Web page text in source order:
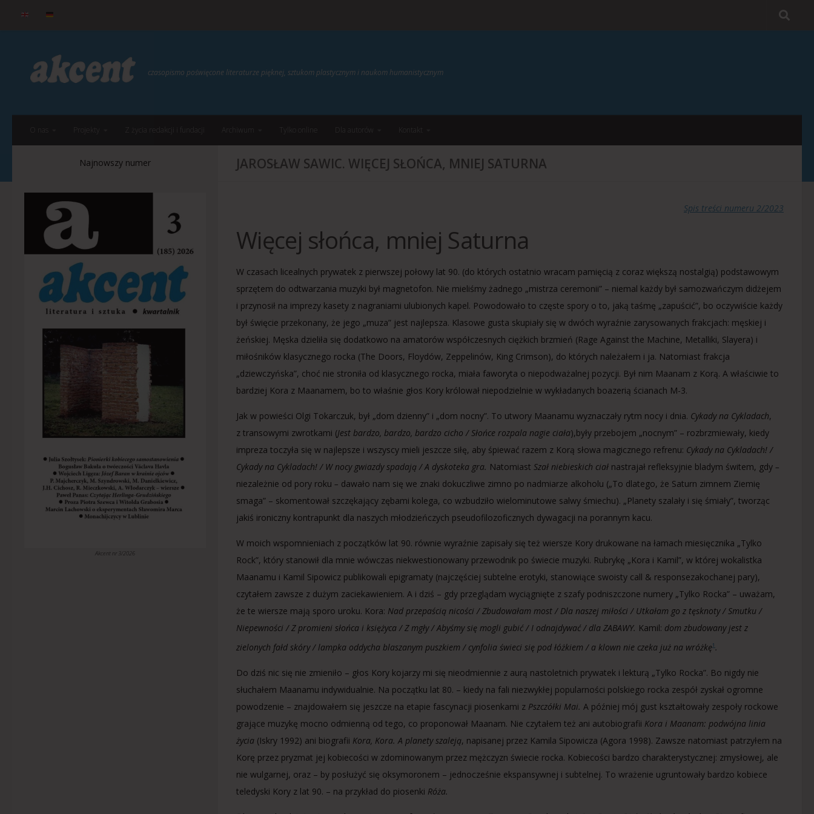
Przejdź do treści
czasopismo poświęcone literaturze pięknej, sztukom plastycznym i naukom humanistycznym
Projekty Z życia redakcji i fundacji Archiwum Tylko online Dla autorów Kontakt
JAROSŁAW SAWIC. WIĘCEJ SŁOŃCA, MNIEJ SATURNA
Spis treści numeru 2/2023
Więcej słońca, mniej Saturna
W czasach licealnych prywatek z pierwszej połowy lat 90. (do których ostatnio wracam pamięcią z coraz większą nostalgią) podstawowym
sprzętem do odtwarzania muzyki był magnetofon. Nie mieliśmy żadnego „mistrza ceremonii” – niemal każdy był samozwańczym didżejem
i przynosił na imprezy kasety z nagraniami ulubionych kapel. Powodowało to częste spory o to, jaką taśmę „zapuścić”, bo oczywiście każdy
był święcie przekonany, że jego „muza” jest najlepsza. Klasowe gusta skupiały się w dwóch wyraźnie zarysowanych frakcjach: męskiej i
żeńskiej. Męska dzieliła się dodatkowo na amatorów współczesnych ciężkich brzmień (Rage Against the Machine, Metalliki, Slayera) i
miłośników klasycznego rocka (The Doors, Floydów, Zeppelinów, King Crimson), do których należałem i ja. Natomiast frakcja
„dziewczyńska”, choć nie stroniła od klasycznego rocka, miała faworyta o niepodważalnej pozycji. Był nim Maanam z Korą. A właściwie to
bardziej Kora z Maanamem, bo to właśnie głos Kory królował niepodzielnie w wykładanych boazerią ścianach M-3.
Jak w powieści Olgi Tokarczuk, był „dom dzienny” i „dom nocny”. To utwory Maanamu wyznaczały rytm nocy i dnia. Cykady na Cykladach,
z transowymi zwrotkami (Jest bardzo, bardzo, bardzo cicho / Słońce rozpala nagie ciała),były przebojem „nocnym” – rozbrzmiewały, kiedy
impreza toczyła się w najlepsze i wszyscy mieli jeszcze siłę, aby śpiewać razem z Korą słowa magicznego refrenu: Cykady na Cykladach! /
Cykady na Cykladach! / W nocy gwiazdy spadają / A dyskoteka gra. Natomiast Szał niebieskich ciał nastrajał refleksyjnie bladym świtem, gdy –
niezależnie od pory roku – dawało nam się we znaki dokuczliwe zimno po nadmiarze alkoholu („To dlatego, że Saturn zimnem Ziemię
smaga” – skomentował szczękający zębami kolega, co wzbudziło wielominutowe salwy śmiechu). „Planety szalały i się śmiały”, tworząc
jakiś ironiczny kontrapunkt dla naszych młodzieńczych pseudofilozoficznych dywagacji na porannym kacu.
W moich wspomnieniach z początków lat 90. równie wyraźnie zapisały się też wiersze Kory drukowane na łamach miesięcznika „Tylko
Rock”, który stanowił dla mnie wówczas niekwestionowany przewodnik po świecie muzyki. Rubrykę „Kora i Kamil”, w której wokalistka
Maanamu i Kamil Sipowicz publikowali epigramaty (najczęściej subtelne erotyki, stanowiące swoisty call & responsezakochanej pary),
czytałem zawsze z dużym zaciekawieniem. A i dziś – gdy przeglądam wyciągnięte z szafy podniszczone numery „Tylko Rocka” – uważam,
że te wiersze mają sporo uroku. Kora: Nad przepaścią nicości / Zbudowałam most / Dla naszej miłości / Utkałam go z tęsknoty / Smutku /
Niepewności / Z promieni słońca i księżyca / Z mgły / Abyśmy się mogli gubić / I odnajdywać / dla ZABAWY. Kamil: dom zbudowany jest z
zielonych fałd skóry / lampka oddycha blaszanym puszkiem / cynfolia świeci się pod łóżkiem / a klown nie czeka już na wróżkę1 .
Do dziś nic się nie zmieniło – głos Kory kojarzy mi się nieodmiennie z aurą nastoletnich prywatek i lekturą „Tylko Rocka”. Bo nigdy nie
słuchałem Maanamu indywidualnie. Na początku lat 80. – kiedy na fali niezwykłej popularności polskiego rocka zespół zyskał ogromne
powodzenie – znajdowałem się jeszcze na etapie fascynacji piosenkami z Pszczółki Mai. A później mój gust kształtowały zespoły rockowe
grające muzykę mocno odmienną od tego, co proponował Maanam. Nie czytałem też ani autobiografii Kora i Maanam: podwójna linia
życia (Iskry 1992) ani biografii Kora, Kora. A planety szaleją, napisanej przez Kamila Sipowicza (Agora 1998). Zawsze natomiast patrzyłem na
Korę przez pryzmat jej kobiecości w zdominowanym przez mężczyzn świecie rocka. Kobiecości bardzo charakterystycznej: zmysłowej, ale
nie wulgarnej, oraz – by posłużyć się oksymoronem – jednocześnie ekspansywnej i subtelnej. To wrażenie ugruntowały bardzo kobiece
teledyski Kory z lat 90. – na przykład do piosenki Róża.
Najnowszy numer
Akcent nr 3/2026